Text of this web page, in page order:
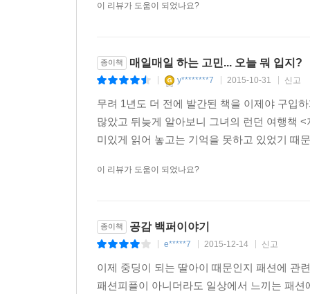
이 리뷰가 도움이 되었나요?
종이책 매일매일 하는 고민... 오늘 뭐 입지?
y********7 2015-10-31 신고
무려 1년도 더 전에 발간된 책을 이제야 구입
많았고 뒤늦게 알아보니 그녀의 런던 여행책
미있게 읽어 놓고는 기억을 못하고 있었기 때
이 리뷰가 도움이 되었나요?
종이책 공감 백퍼이야기
e*****7 2015-12-14 신고
이제 중딩이 되는 딸아이 때문인지 패션에 관
패션피플이 아니더라도 일상에서 느끼는 패